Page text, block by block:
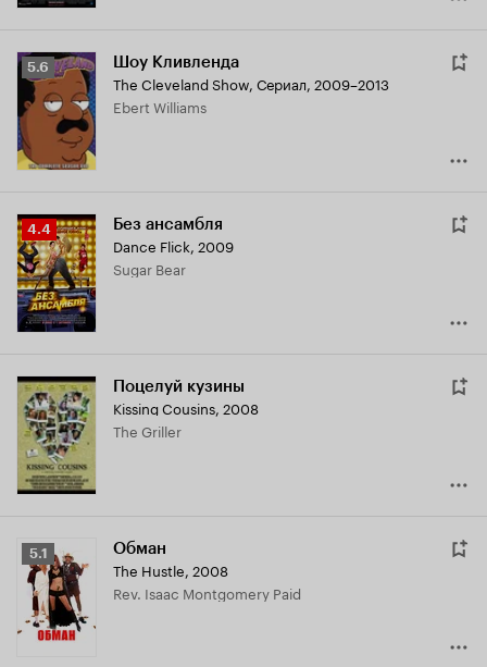
Рейтинг
Кинопоиска
5.6
5.6 Шоу Кливленда
The Cleveland Show, Сериал, 2009–2013
Ebert Williams
Рейтинг
Кинопоиска
4.4
4.4 Без ансамбля
Dance Flick, 2009
Sugar Bear
Поцелуй кузины
Kissing Cousins, 2008
The Griller
Рейтинг
Кинопоиска
5.1
5.1 Обман
The Hustle, 2008
Rev. Isaac Montgomery Paid